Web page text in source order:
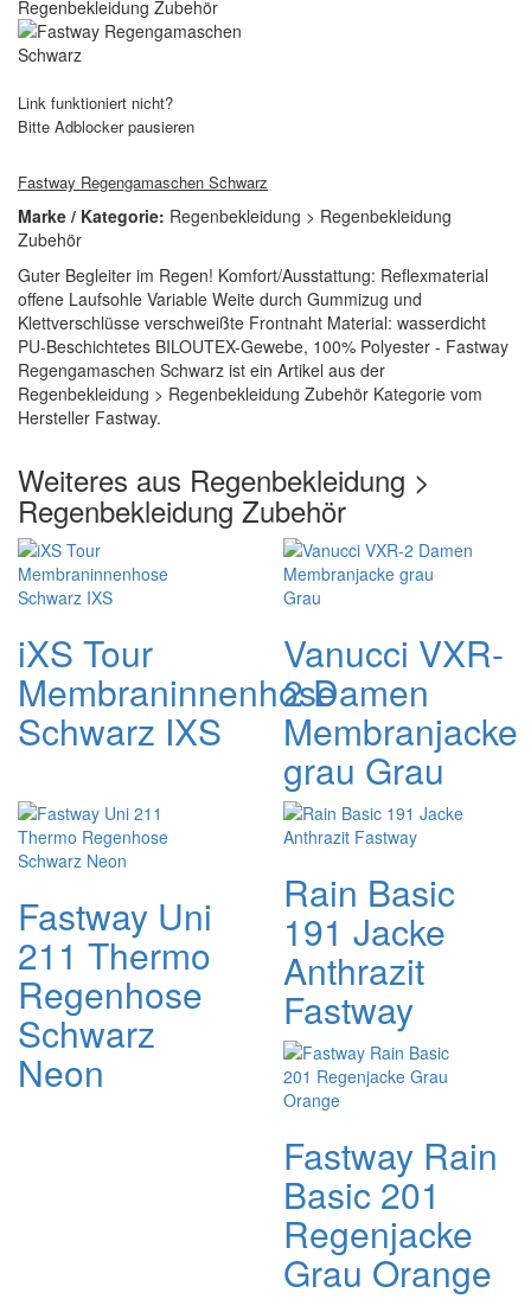
Link funktioniert nicht?
Bitte Adblocker pausieren
Fastway Regengamaschen Schwarz
Marke / Kategorie: Regenbekleidung > Regenbekleidung
Zubehör
Guter Begleiter im Regen! Komfort/Ausstattung: Reflexmaterial
offene Laufsohle Variable Weite durch Gummizug und
Klettverschlüsse verschweißte Frontnaht Material: wasserdicht
PU-Beschichtetes BILOUTEX-Gewebe, 100% Polyester - Fastway
Regengamaschen Schwarz ist ein Artikel aus der
Regenbekleidung > Regenbekleidung Zubehör Kategorie vom
Hersteller Fastway.
Weiteres aus Regenbekleidung >
Regenbekleidung Zubehör
iXS Tour
Membraninnenhose
Schwarz IXS
Vanucci VXR-
2 Damen
Membranjacke
grau Grau
Fastway Uni
211 Thermo
Regenhose
Schwarz
Neon
Rain Basic
191 Jacke
Anthrazit
Fastway
Fastway Rain
Basic 201
Regenjacke
Grau Orange